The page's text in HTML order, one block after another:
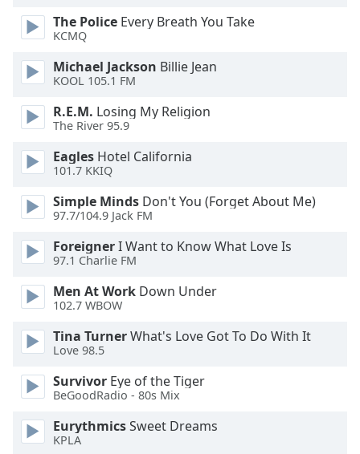
Beginning
window.
Escape
cancel
and
close
Text
Color
Opacity
Text
Background
Color
Opacity
The Police Every Breath You Take
KCMQ
Michael Jackson Billie Jean
KOOL 105.1 FM
R.E.M. Losing My Religion
The River 95.9
Eagles Hotel California
101.7 KKIQ
Simple Minds Don't You (Forget About Me)
97.7/104.9 Jack FM
ForeignerI Want to Know What Love Is
97.1 Charlie FM
Men At Work Down Under
102.7 WBOW
Tina TurnerWhat's Love Got To Do With It
Love 98.5
Survivor Eye of the Tiger
BeGoodRadio - 80s Mix
EurythmicsSweet Dreams
KPLA